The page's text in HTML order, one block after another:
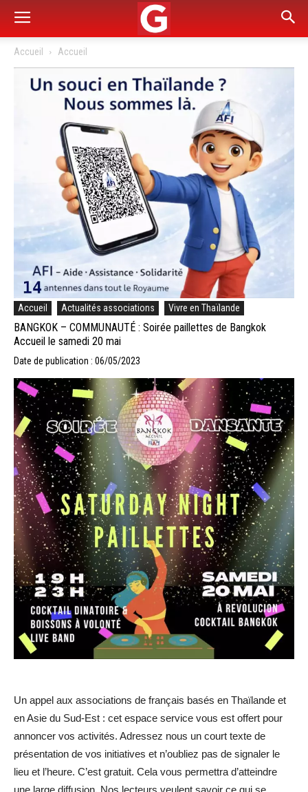
Accueil Accueil
Accueil Actualités associations Vivre en Thaïlande
BANGKOK – COMMUNAUTÉ : Soirée paillettes de Bangkok
Accueil le samedi 20 mai
Date de publication : 06/05/2023
Un appel aux associations de français basés en Thaïlande et
en Asie du Sud-Est : cet espace service vous est offert pour
annoncer vos activités. Adressez nous un court texte de
présentation de vos initiatives et n’oubliez pas de signaler le
lieu et l’heure. C’est gratuit. Cela vous permettra d’atteindre
une large diffusion. Nos lecteurs veulent savoir ce qui se